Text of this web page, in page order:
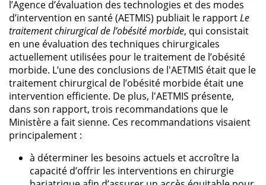
l’Agence d’évaluation des technologies et des modes
d’intervention en santé (AETMIS) publiait le rapportLe
traitement chirurgical de l’obésité morbide, qui consistait
en une évaluation des techniques chirurgicales
actuellement utilisées pour le traitement de l’obésité
morbide. L’une des conclusions de l'AETMIS était que le
traitement chirurgical de l’obésité morbide était une
intervention efficiente. De plus, l'AETMIS présente,
dans son rapport, trois recommandations que le
Ministère a fait sienne. Ces recommandations visaient
principalement :
à déterminer les besoins actuels et accroître la
capacité d’offrir les interventions en chirurgie